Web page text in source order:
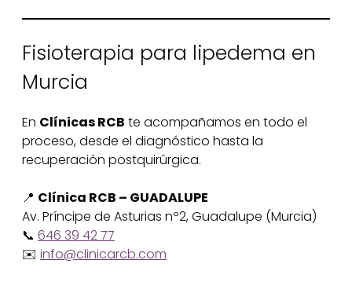
Fisioterapia para lipedema en
Murcia
En Clínicas RCB te acompañamos en todo el
proceso, desde el diagnóstico hasta la
recuperación postquirúrgica.
📍 Clínica RCB – GUADALUPE
Av. Príncipe de Asturias nº2, Guadalupe (Murcia)
📞 646 39 42 77
✉️ info@clinicarcb.com